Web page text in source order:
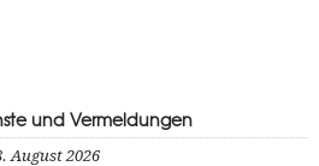
und Vermeldungen
August 2026